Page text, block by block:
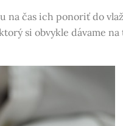
na čas ich ponoriť do
si obvykle dávame na